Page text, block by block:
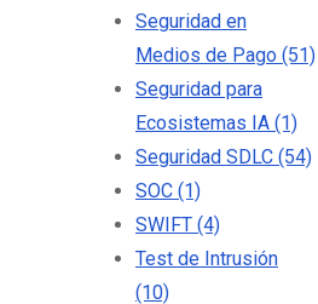
Seguridad en
Medios de Pago (51)
Seguridad para
Ecosistemas IA (1)
Seguridad SDLC (54)
SOC (1)
SWIFT (4)
Test de Intrusión
(10)